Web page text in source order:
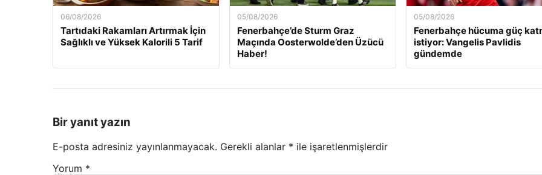
06/08/2026
Tartıdaki Rakamları Artırmak İçin
Sağlıklı ve Yüksek Kalorili 5 Tarif
05/08/2026
Fenerbahçe’de Sturm Graz
Maçında Oosterwolde’den Üzücü
Haber!
05/08/2026
Fenerbahçe hücuma güç
istiyor: Vangelis Pavlidis
gündemde
Bir yanıt yazın
E-posta adresiniz yayınlanmayacak. Gerekli alanlar * ile işaretlenmişlerdir
Yorum *